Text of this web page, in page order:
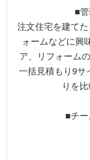
■
注文住宅を建て
ォームなどに興
ア、リフォーム
一括見積もり9サ
りを
■チ